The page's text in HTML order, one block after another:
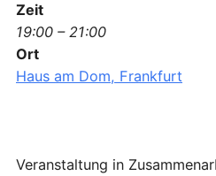
Zeit
19:00 – 21:00
Ort
Haus am Dom, Frankfurt
Veranstaltung in